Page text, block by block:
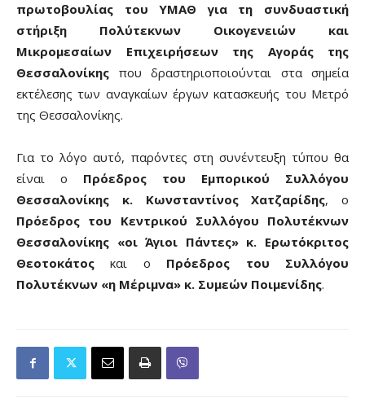
πρωτοβουλίας του ΥΜΑΘ για τη συνδυαστική
στήριξη Πολύτεκνων Οικογενειών και
Μικρομεσαίων Επιχειρήσεων της Αγοράς της
Θεσσαλονίκης που δραστηριοποιούνται στα σημεία
εκτέλεσης των αναγκαίων έργων κατασκευής του Μετρό
της Θεσσαλονίκης.
Για το λόγο αυτό, παρόντες στη συνέντευξη τύπου θα
είναι ο Πρόεδρος του Εμπορικού Συλλόγου
Θεσσαλονίκης κ. Κωνσταντίνος Χατζαρίδης, ο
Πρόεδρος του Κεντρικού Συλλόγου Πολυτέκνων
Θεσσαλονίκης «οι Άγιοι Πάντες» κ. Ερωτόκριτος
Θεοτοκάτοςκαι ο Πρόεδρος του Συλλόγου
Πολυτέκνων «η Μέριμνα» κ. Συμεών Ποιμενίδης.